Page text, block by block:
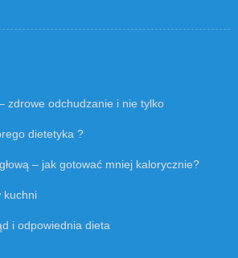
zdrowe odchudzanie i nie tylko
dietetyka ?
– jak gotować mniej kalorycznie?
kuchni
i odpowiednia dieta